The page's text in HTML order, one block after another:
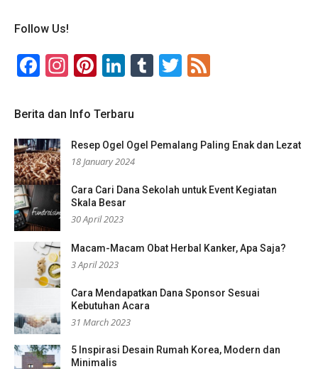
Follow Us!
Facebook
Instagram
Pinterest
LinkedIn
TumblrTwitter
Berita dan Info Terbaru
Resep Ogel Ogel Pemalang Paling Enak dan Lezat
18 January 2024
Cara Cari Dana Sekolah untuk Event Kegiatan
Skala Besar
30 April 2023
Macam-Macam Obat Herbal Kanker, Apa Saja?
3 April 2023
Cara Mendapatkan Dana Sponsor Sesuai
Kebutuhan Acara
31 March 2023
5 Inspirasi Desain Rumah Korea, Modern dan
Minimalis